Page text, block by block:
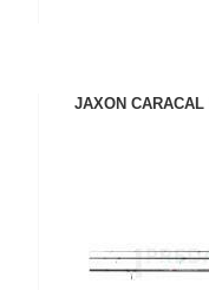
JAXON CARACAL